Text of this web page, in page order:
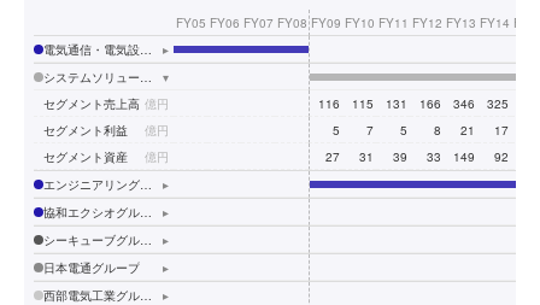
FY05 FY06 FY07 FY08 FY09 FY10 FY11 FY12 FY13 FY14
▸
▾
セグメント売上高 億円 116 115 131 166 346 325
セグメント利益
億円 5 7 5 8 21 17
セグメント資産
億円 27 31 39 33 149 92
▸
▸
▸
日本電通グループ
▸
▸